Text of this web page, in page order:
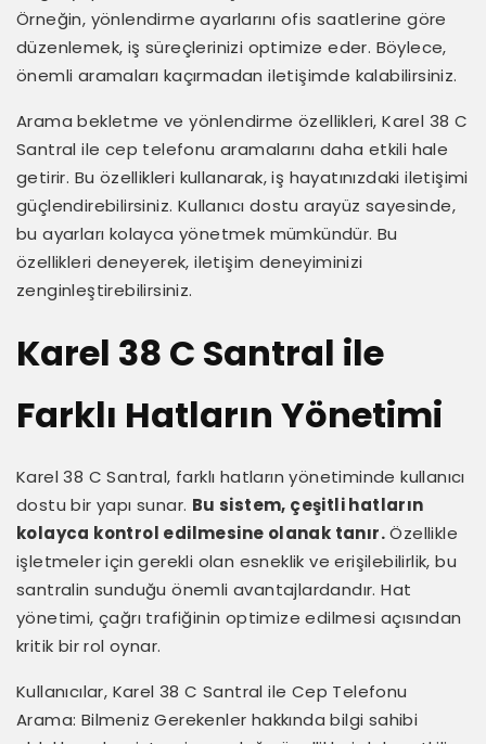
Örneğin, yönlendirme ayarlarını ofis saatlerine göre
düzenlemek, iş süreçlerinizi optimize eder. Böylece,
önemli aramaları kaçırmadan iletişimde kalabilirsiniz.
Arama bekletme ve yönlendirme özellikleri, Karel 38 C
Santral ile cep telefonu aramalarını daha etkili hale
getirir. Bu özellikleri kullanarak, iş hayatınızdaki iletişimi
güçlendirebilirsiniz. Kullanıcı dostu arayüz sayesinde,
bu ayarları kolayca yönetmek mümkündür. Bu
özellikleri deneyerek, iletişim deneyiminizi
zenginleştirebilirsiniz.
Karel 38 C Santral ile
Farklı Hatların Yönetimi
Karel 38 C Santral, farklı hatların yönetiminde kullanıcı
dostu bir yapı sunar. Bu sistem, çeşitli hatların
kolayca kontrol edilmesine olanak tanır.Özellikle
işletmeler için gerekli olan esneklik ve erişilebilirlik, bu
santralin sunduğu önemli avantajlardandır. Hat
yönetimi, çağrı trafiğinin optimize edilmesi açısından
kritik bir rol oynar.
Kullanıcılar, Karel 38 C Santral ile Cep Telefonu
Arama: Bilmeniz Gerekenler hakkında bilgi sahibi